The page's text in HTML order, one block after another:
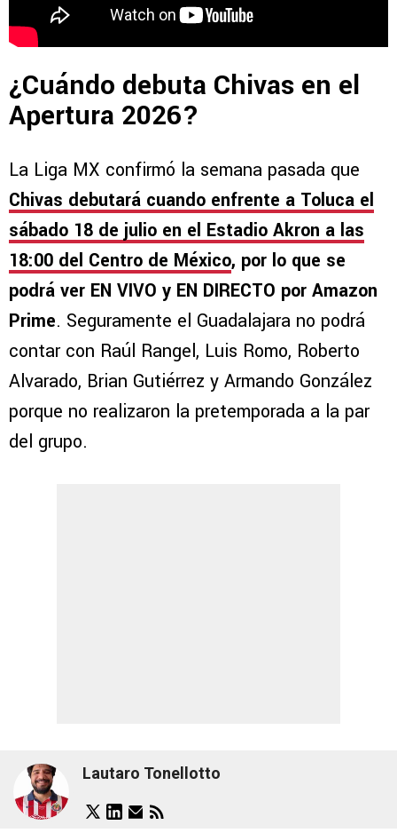
¿Cuándo debuta Chivas en el
Apertura 2026?
La Liga MX confirmó la semana pasada que
Chivas debutará cuando enfrente a Toluca el
sábado 18 de julio en el Estadio Akron a las
18:00 del Centro de México, por lo que se
podrá ver EN VIVO y EN DIRECTO por Amazon
Prime. Seguramente el Guadalajara no podrá
contar con Raúl Rangel, Luis Romo, Roberto
Alvarado, Brian Gutiérrez y Armando González
porque no realizaron la pretemporada a la par
del grupo.
Lautaro Tonellotto